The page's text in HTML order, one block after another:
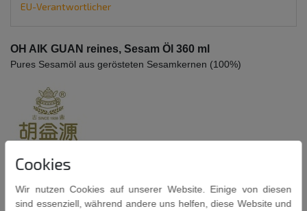
EU-Verantwortlicher
OH AIK GUAN reines, Sesam Öl 360 ml
Pures Sesamöl aus gerösteten Sesamkernen (100%)
als Barbecue-Marinade
Cookies
Wir nutzen Cookies auf unserer Website. Einige von diesen
sind essenziell, während andere uns helfen, diese Website und